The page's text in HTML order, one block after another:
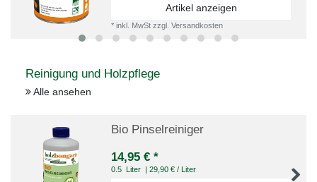
Artikel anzeigen
*inkl. MwSt zzgl.Versandkosten
Reinigung und Holzpflege
Alle ansehen
Bio Pinselreiniger
14,95 € *
0.5 Liter | 29,90 € / Liter